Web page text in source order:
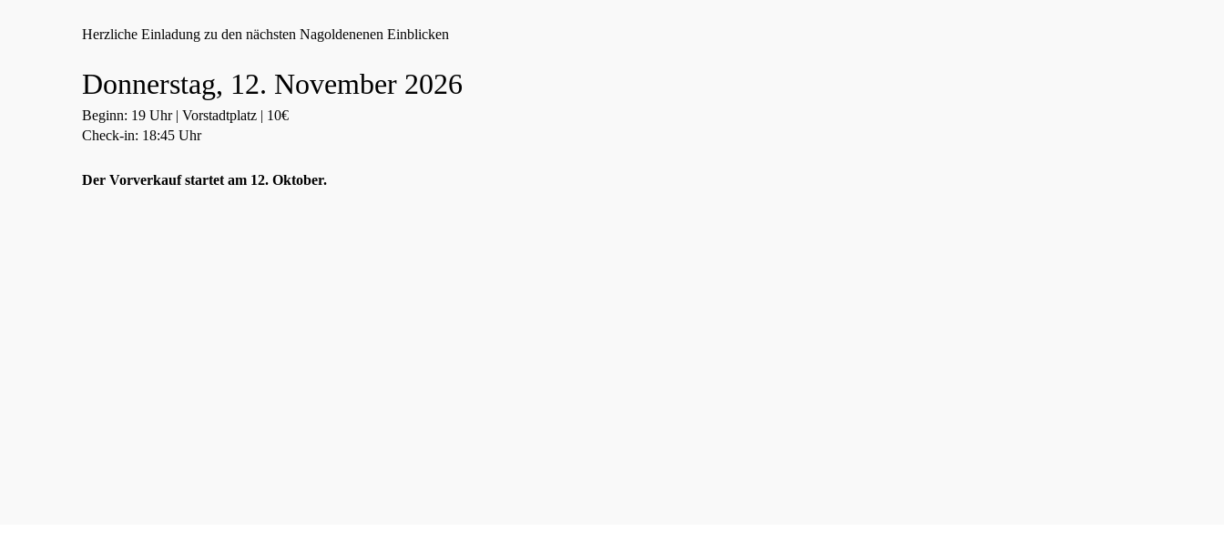
Herzliche Einladung zu den nächsten Nagoldenenen Einblicken
Donnerstag, 12. November 2026
Beginn: 19 Uhr | Vorstadtplatz | 10€
Check-in: 18:45 Uhr
Der Vorverkauf startet am 12. Oktober.